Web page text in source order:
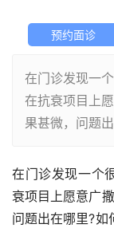
预约面诊
在门诊发现一
在抗衰项目上
果甚微，问题
在门诊发现一个
衰项目上愿意广
问题出在哪里?如